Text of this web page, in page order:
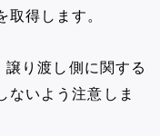
得します。
り渡し側に関する
ないよう注意しま